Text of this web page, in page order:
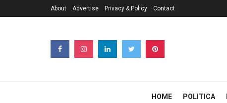
About Advertise Privacy & Policy Contact
HOME POLITICA